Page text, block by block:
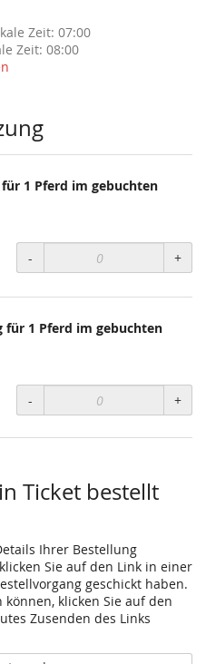
Zeit: 07:00
Zeit: 08:00
1 Pferd im gebuchten
- +
für 1 Pferd im gebuchten
- +
Ticket bestellt
Ihrer Bestellung
Sie auf den Link in einer
geschickt haben.
klicken Sie auf den
Zusenden des Links